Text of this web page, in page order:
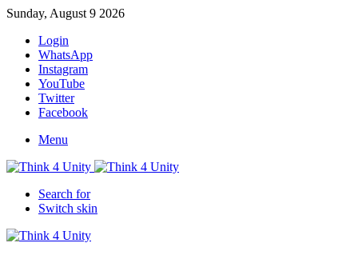
Sunday, August 9 2026
Login
WhatsApp
Instagram
YouTube
Twitter
Facebook
Menu
Search for
Switch skin